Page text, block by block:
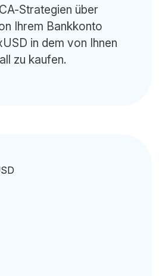
Strategien über
Ihrem Bankkonto
in dem von Ihnen
zu kaufen.